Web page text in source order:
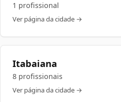
1 profissional
Ver página da cidade →
Itabaiana
8 profissionais
Ver página da cidade →